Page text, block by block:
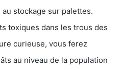
stockage sur palettes.
toxiques dans les trous des
curieuse, vous ferez
au niveau de la population